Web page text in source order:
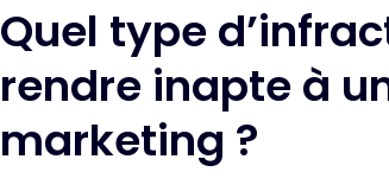
Quel type
rendre inapte à
marketing ?